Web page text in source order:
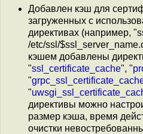
Добавлен кэш для
загруженных с
директивах (например,
/etc/ssl/
кэшем добавлены
"ssl_certificate_cache", "
"
"
директивы можно
размер кэша, время
очистки